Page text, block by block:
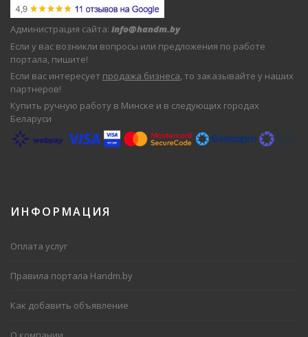
Администрация сайта: info@handm.by
Если у вас возникли вопросы или предложения по работе
портала, пишите!
Если вас интересует продажа бизнеса, то заказывайте у наших
партнеров!
Купить ручную работу в Минске и в следующих городах
Беларуси
ИНФОРМАЦИЯ
Оплата услуг
Правила портала Handm.by
Как добавить объявление